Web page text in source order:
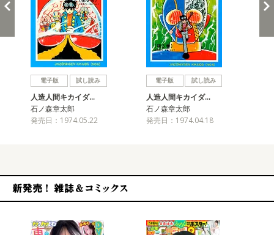
電子版 試し読み
人造人間キカイダ…
石ノ森章太郎
発売日：1974.05.22
電子版 試し読み
人造人間キカイダ…
石ノ森章太郎
発売日：1974.04.18